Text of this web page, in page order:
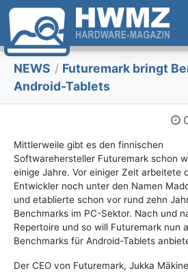
NEWS / Futuremark bringt
Android-Tablets
Mittlerweile gibt es den finnischen
Softwarehersteller Futuremark schon
einige Jahre. Vor einiger Zeit arbeitete
Entwickler noch unter den Namen
und etablierte schon vor rund zehn
Benchmarks im PC-Sektor. Nach und
Repertoire und so will Futuremark nun
Benchmarks für Android-Tablets
Der CEO von Futuremark, Jukka